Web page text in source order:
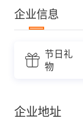
企业信息
节日礼
物
企业地址